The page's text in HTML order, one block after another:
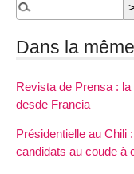
Dans la
Revista de Prensa :
desde Francia
Présidentielle au Chili
candidats au coude à